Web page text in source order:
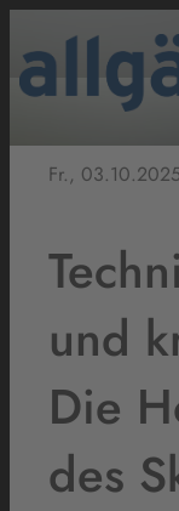
Fr., 03.10.2025
und
Die
des